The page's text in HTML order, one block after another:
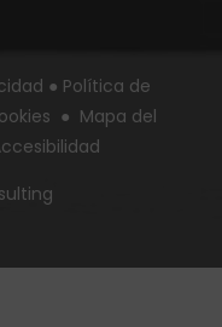
● Política de
● Mapa del